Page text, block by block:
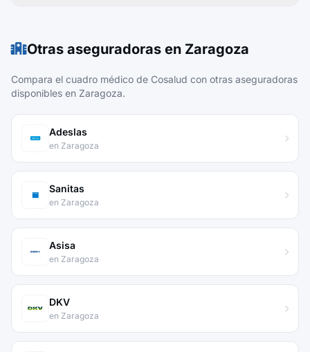
Otras aseguradoras en Zaragoza
Compara el cuadro médico de Cosalud con otras aseguradoras
disponibles en Zaragoza.
Adeslas
en Zaragoza
Sanitas
en Zaragoza
Asisa
en Zaragoza
DKV
en Zaragoza